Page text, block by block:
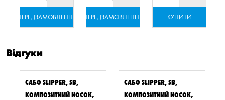
ПЕРЕДЗАМОВЛЕННЯ ПЕРЕДЗАМОВЛЕННЯ КУПИТИ
Відгуки
САБО SLIPPER, SB,
КОМПОЗИТНИЙ НОСОК,
САБО SLIPPER, SB,
КОМПОЗИТНИЙ НОСОК,